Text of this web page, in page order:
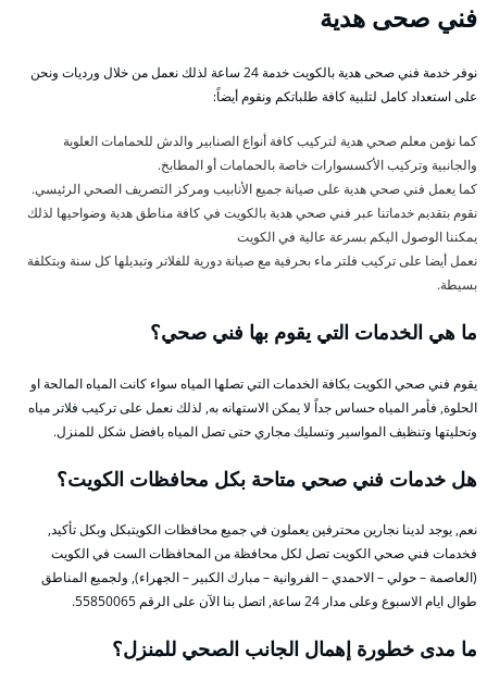
فني صحى هدية
نوفر خدمة فني صحى هدية بالكويت خدمة 24 ساعة لذلك نعمل من خلال ورديات ونحن
على استعداد كامل لتلبية كافة طلباتكم ونقوم أيضاً:
كما نؤمن معلم صحي هدية لتركيب كافة أنواع الصنابير والدش للحمامات العلوية
والجانبية وتركيب الأكسسوارات خاصة بالحمامات أو المطابخ.
كما يعمل فني صحي هدية على صيانة جميع الأنابيب ومركز التصريف الصحي الرئيسي.
نقوم بتقديم خدماتنا عبر فني صحي هدية بالكويت في كافة مناطق هدية وضواحيها لذلك
يمكننا الوصول اليكم بسرعة عالية في الكويت
نعمل أيضا على تركيب فلتر ماء بحرفية مع صيانة دورية للفلاتر وتبديلها كل سنة وبتكلفة
بسيطة.
ما هي الخدمات التي يقوم بها فني صحي؟
يقوم فني صحي الكويت بكافة الخدمات التي تصلها المياه سواء كانت المياه المالحة او
الحلوة, فأمر المياه حساس جداً لا يمكن الاستهانه به, لذلك نعمل على تركيب فلاتر مياه
وتحليتها وتنظيف المواسير وتسليك مجاري حتى تصل المياه بافضل شكل للمنزل.
هل خدمات فني صحي متاحة بكل محافظات الكويت؟
نعم, يوجد لدينا نجارين محترفين يعملون في جميع محافظات الكويتبكل وبكل تأكيد,
فخدمات فني صحي الكويت تصل لكل محافظة من المحافظات الست في الكويت
(العاصمة – حولي – الاحمدي – الفروانية – مبارك الكبير – الجهراء), ولجميع المناطق
طوال ايام الاسبوع وعلى مدار 24 ساعة, اتصل بنا الآن على الرقم 55850065.
ما مدى خطورة إهمال الجانب الصحي للمنزل؟